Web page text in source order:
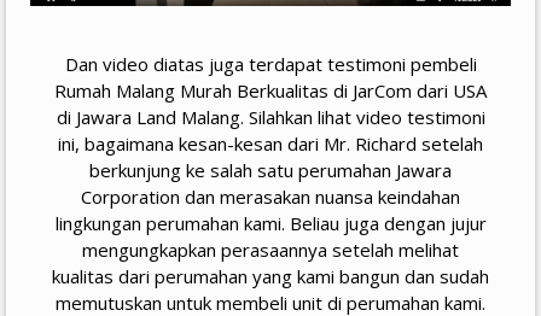
Dan video diatas juga terdapat testimoni pembeli
Rumah Malang Murah Berkualitas di JarCom dari USA
di Jawara Land Malang. Silahkan lihat video testimoni
ini, bagaimana kesan-kesan dari Mr. Richard setelah
berkunjung ke salah satu perumahan Jawara
Corporation dan merasakan nuansa keindahan
lingkungan perumahan kami. Beliau juga dengan jujur
mengungkapkan perasaannya setelah melihat
kualitas dari perumahan yang kami bangun dan sudah
memutuskan untuk membeli unit di perumahan kami.